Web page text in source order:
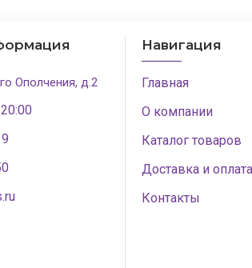
Ополчения, д.2
Навигация
Главная
О компании
Каталог товаров
Доставка и оплата
Контакты